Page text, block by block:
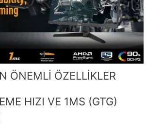
ÖNEMLİ ÖZELLİKLER
HIZI VE 1MS (GTG)